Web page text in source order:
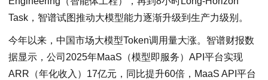
Task，智谱试图推动大模型能力逐渐升级到生产力级别。
今年以来，中国市场大模型Token调用量大涨。智谱财报数
据显示，公司2025年MaaS（模型即服务）API平台实现
ARR（年化收入）17亿元，同比提升60倍，MaaS API平台